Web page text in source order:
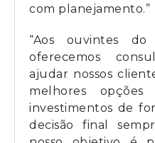
com planejamento.”
“Aos ouvintes
oferecemos
ajudar nossos
melhores
investimentos de
decisão final